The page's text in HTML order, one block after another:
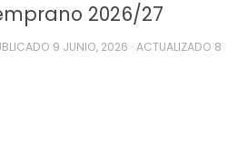
2026/27
9 JUNIO, 2026 · ACTUALIZADO 8